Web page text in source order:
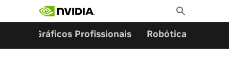
Toggle
Search
Gráficos Profissionais Robótica